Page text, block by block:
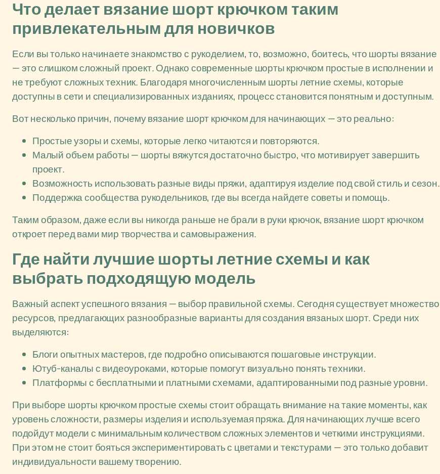
Что делает вязание шорт крючком таким
привлекательным для новичков
Если вы только начинаете знакомство с рукоделием, то, возможно, боитесь, что шорты вязание
— это слишком сложный проект. Однако современные шорты крючком простые в исполнении и
не требуют сложных техник. Благодаря многочисленным шорты летние схемы, которые
доступны в сети и специализированных изданиях, процесс становится понятным и доступным.
Вот несколько причин, почему вязание шорт крючком для начинающих — это реально:
Простые узоры и схемы, которые легко читаются и повторяются.
Малый объем работы — шорты вяжутся достаточно быстро, что мотивирует завершить
проект.
Возможность использовать разные виды пряжи, адаптируя изделие под свой стиль и сезон.
Поддержка сообщества рукодельников, где вы всегда найдете советы и помощь.
Таким образом, даже если вы никогда раньше не брали в руки крючок, вязание шорт крючком
откроет перед вами мир творчества и самовыражения.
Где найти лучшие шорты летние схемы и как
выбрать подходящую модель
Важный аспект успешного вязания — выбор правильной схемы. Сегодня существует множество
ресурсов, предлагающих разнообразные варианты для создания вязаных шорт. Среди них
выделяются:
Блоги опытных мастеров, где подробно описываются пошаговые инструкции.
Ютуб-каналы с видеоуроками, которые помогут визуально понять техники.
Платформы с бесплатными и платными схемами, адаптированными под разные уровни.
При выборе шорты крючком простые схемы стоит обращать внимание на такие моменты, как
уровень сложности, размеры изделия и используемая пряжа. Для начинающих лучше всего
подойдут модели с минимальным количеством сложных элементов и четкими инструкциями.
При этом не стоит бояться экспериментировать с цветами и текстурами — это только добавит
индивидуальности вашему творению.